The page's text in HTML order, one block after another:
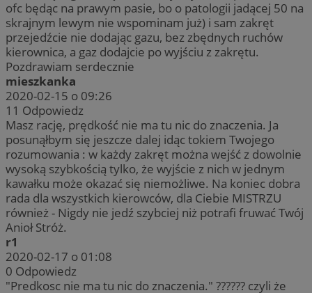
ofc będąc na prawym pasie, bo o patologii jadącej 50 na
skrajnym lewym nie wspominam już) i sam zakręt
przejedźcie nie dodając gazu, bez zbędnych ruchów
kierownica, a gaz dodajcie po wyjściu z zakrętu.
Pozdrawiam serdecznie
mieszkanka
2020-02-15 o 09:26
11 Odpowiedz
Masz rację, prędkość nie ma tu nic do znaczenia. Ja
posunąłbym się jeszcze dalej idąc tokiem Twojego
rozumowania : w każdy zakręt można wejść z dowolnie
wysoką szybkością tylko, że wyjście z nich w jednym
kawałku może okazać się niemożliwe. Na koniec dobra
rada dla wszystkich kierowców, dla Ciebie MISTRZU
również - Nigdy nie jedź szybciej niż potrafi fruwać Twój
Anioł Stróż.
r1
2020-02-17 o 01:08
0 Odpowiedz
"Predkosc nie ma tu nic do znaczenia." ?????? czyli że